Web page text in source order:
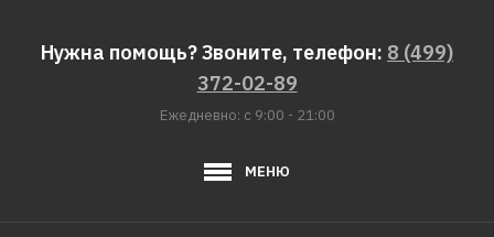
Нужна помощь? Звоните, телефон: 8 (499)
372-02-89
Ежедневно: с 9:00 - 21:00
МЕНЮ